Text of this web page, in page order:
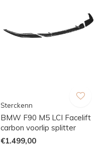
Sterckenn
BMW F90 M5 LCI Facelift
carbon voorlip splitter
€1.499,00